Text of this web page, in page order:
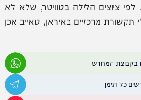
ציוצים הלילה בטוויטר, שלא לא
תקשורת מרכזיים באיראן, טאייב אכן
בקבוצת המחדש
כל הזמן